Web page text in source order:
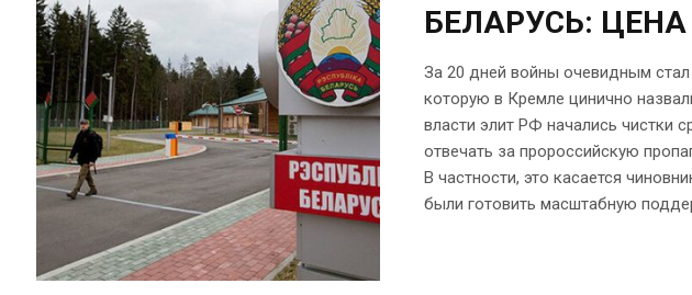
БЕЛАРУСЬ:
За 20 дней войны очевидным стал
которую в Кремле цинично
власти элит РФ начались чистки
отвечать за пророссийскую
В частности, это касается
были готовить масштабную